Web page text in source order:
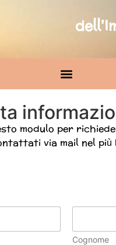
modulo per
via mail nel più
Cognome